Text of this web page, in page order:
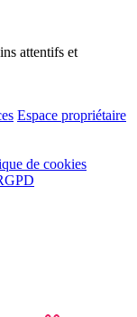
attentifs et
Espace propriétaire
de cookies